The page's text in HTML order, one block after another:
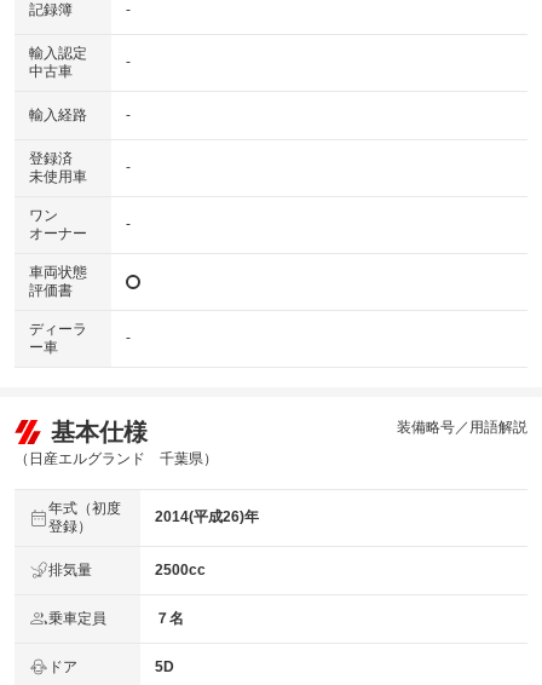
記録簿 -
輸入認定
中古車
-
輸入経路 -
登録済
未使用車
-
ワン
オーナー
-
車両状態
評価書
ディーラ
ー車
-
基本仕様
（日産エルグランド 千葉県）
装備略号／用語解説
年式（初度
登録）
2014(平成26)年
排気量 2500cc
乗車定員 ７名
ドア 5D